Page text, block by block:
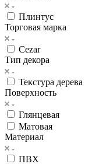
Плинтус
Торговая марка
Cezar
Тип декора
Текстура дерева
Поверхность
Глянцевая
Матовая
Материал
ПВХ